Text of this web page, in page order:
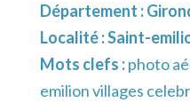
Département :
Localité :Saint-
Mots clefs :photo
emilion villages